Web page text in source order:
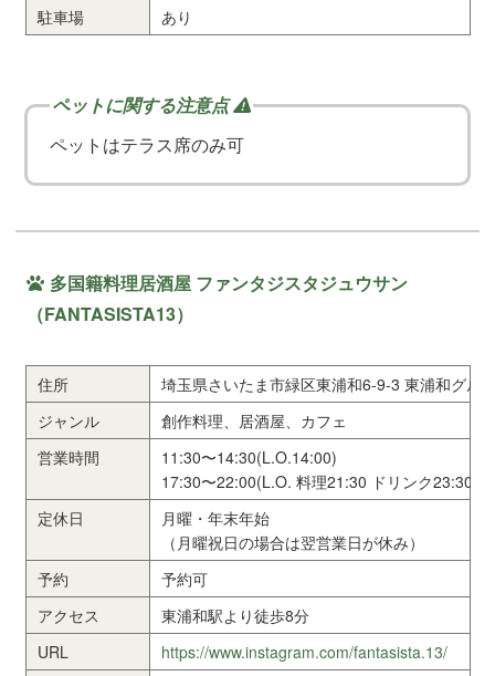
駐車場
あり
ペットはテラス席のみ可
多国籍料理居酒屋 ファンタジスタジュウサン
（FANTASISTA13）
住所
埼玉県さいたま市緑区東浦和6-9-3 東浦和グル
ジャンル
創作料理、居酒屋、カフェ
営業時間
11:30〜14:30(L.O.14:00)
17:30〜22:00(L.O. 料理21:30 ドリンク23:30)
定休日
月曜・年末年始
（月曜祝日の場合は翌営業日が休み）
予約
予約可
アクセス
東浦和駅より徒歩8分
URL
https://www.instagram.com/fantasista.13/